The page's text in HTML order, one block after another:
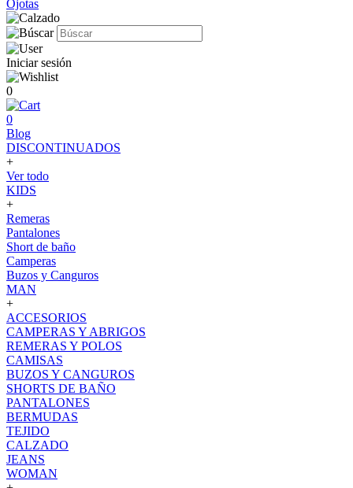
Ojotas
Iniciar sesión
0
0
Blog
DISCONTINUADOS
+
Ver todo
KIDS
+
Remeras
Pantalones
Short de baño
Camperas
Buzos y Canguros
MAN
+
ACCESORIOS
CAMPERAS Y ABRIGOS
REMERAS Y POLOS
CAMISAS
BUZOS Y CANGUROS
SHORTS DE BAÑO
PANTALONES
BERMUDAS
TEJIDO
CALZADO
JEANS
WOMAN